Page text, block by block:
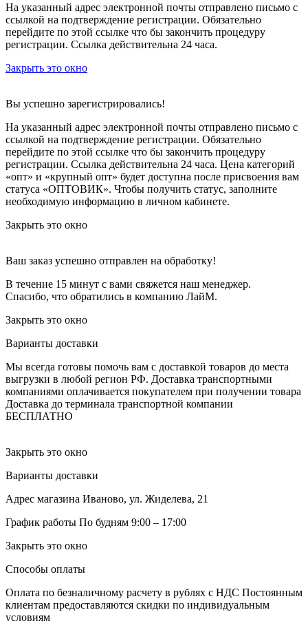
На указанный адрес электронной почты отправлено письмо с
ссылкой на подтверждение регистрации. Обязательно
перейдите по этой ссылке что бы закончить процедуру
регистрации. Ссылка действительна 24 часа.
Закрыть это окно
Вы успешно зарегистрировались!
На указанный адрес электронной почты отправлено письмо с
ссылкой на подтверждение регистрации. Обязательно
перейдите по этой ссылке что бы закончить процедуру
регистрации. Ссылка действительна 24 часа. Цена категорий
«опт» и «крупный опт» будет доступна после присвоения вам
статуса «ОПТОВИК». Чтобы получить статус, заполните
необходимую информацию в личном кабинете.
Закрыть это окно
Ваш заказ успешно отправлен на обработку!
В течение 15 минут с вами свяжется наш менеджер.
Спасибо, что обратились в компанию ЛайМ.
Закрыть это окно
Варианты доставки
Мы всегда готовы помочь вам с доставкой товаров до места
выгрузки в любой регион РФ. Доставка транспортными
компаниями оплачивается покупателем при получении товара
Доставка до терминала транспортной компании
БЕСПЛАТНО
Закрыть это окно
Варианты доставки
Адрес магазина Иваново, ул. Жиделева, 21
График работы По будням 9:00 – 17:00
Закрыть это окно
Способы оплаты
Оплата по безналичному расчету в рублях с НДС Постоянным
клиентам предоставляются скидки по индивидуальным
условиям